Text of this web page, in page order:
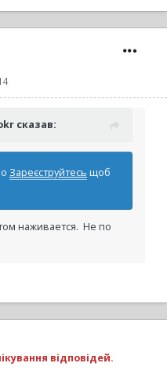
сказав:
Зареєструйтесь щоб
наживается. Не по
відповідей.